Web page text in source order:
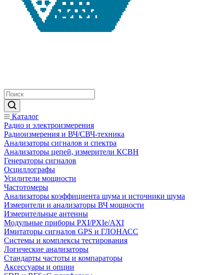
Каталог
Радио и электроизмерения
Радиоизмерения и ВЧ/СВЧ-техника
Анализаторы сигналов и спектра
Анализаторы цепей, измерители КСВН
Генераторы сигналов
Осциллографы
Усилители мощности
Частотомеры
Анализаторы коэффициента шума и источники шума
Измерители и анализаторы ВЧ мощности
Измерительные антенны
Модульные приборы PXI/PXIe/AXI
Имитаторы сигналов GPS и ГЛОНАСС
Системы и комплексы тестирования
Логические анализаторы
Стандарты частоты и компараторы
Аксессуары и опции